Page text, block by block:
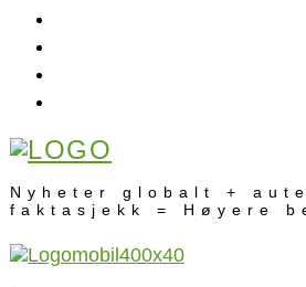
Nyheter globalt +
faktasjekk = Høyere